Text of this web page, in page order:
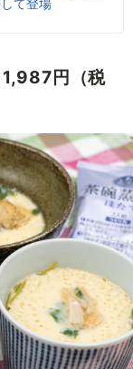
1,987円（税